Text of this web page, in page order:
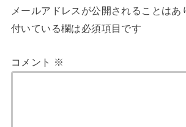
メールアドレスが公開されることはあ
付いている欄は必須項目です
コメント ※